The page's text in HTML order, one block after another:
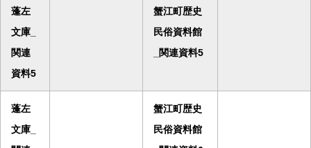
蓬左
文庫_
関連
資料5
蟹江町歴史
民俗資料館
_関連資料5
蓬左
文庫_
蟹江町歴史
民俗資料館